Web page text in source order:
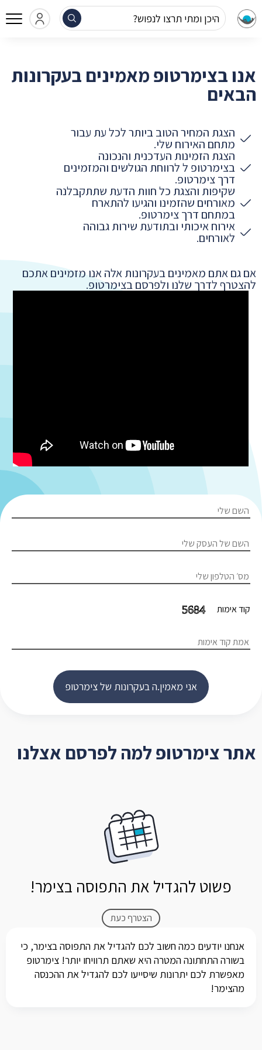
היכן ומתי תרצו לנפוש?
אנו בצימרטופ מאמינים בעקרונות
הבאים
הצגת המחיר הטוב ביותר לכל עת עבור
מתחם האירוח שלי.
הצגת הזמינות העדכנית והנכונה
בצימרטופ ל לרווחת הגולשים והמזמינים
דרך צימרטופ.
שקיפות והצגת כל חוות הדעת שתתקבלנה
מאורחים שהזמינו והגיעו להתארח
במתחם דרך צימרטופ.
אירוח איכותי ובתודעת שירות גבוהה
לאורחים.
אם גם אתם מאמינים בעקרונות אלה אנו מזמינים אתכם
להצטרף לדרך שלנו ולפרסם בצימרטופ.
קוד אימות
אני מאמין.ה בעקרונות של צימרטופ
אתר צימרטופ למה לפרסם אצלנו
פשוט להגדיל את התפוסה בצימר!
הצטרף כעת
אנחנו יודעים כמה חשוב לכם להגדיל את התפוסה בצימר, כי
בשורה התחתונה המטרה היא שאתם תרוויחו יותר! צימרטופ
מאפשרת לכם יתרונות שיסייעו לכם להגדיל את ההכנסה
מהצימר!